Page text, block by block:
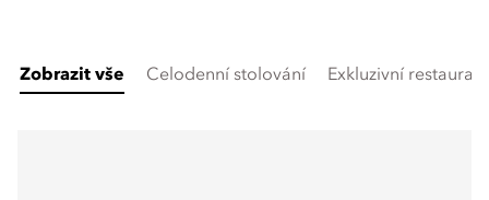
Zobrazit vše Celodenní stolování Exkluzivní